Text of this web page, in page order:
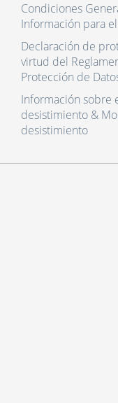
Condiciones
Información para
Declaración de
virtud del
Protección de
Información sobre
desistimiento &
desistimiento